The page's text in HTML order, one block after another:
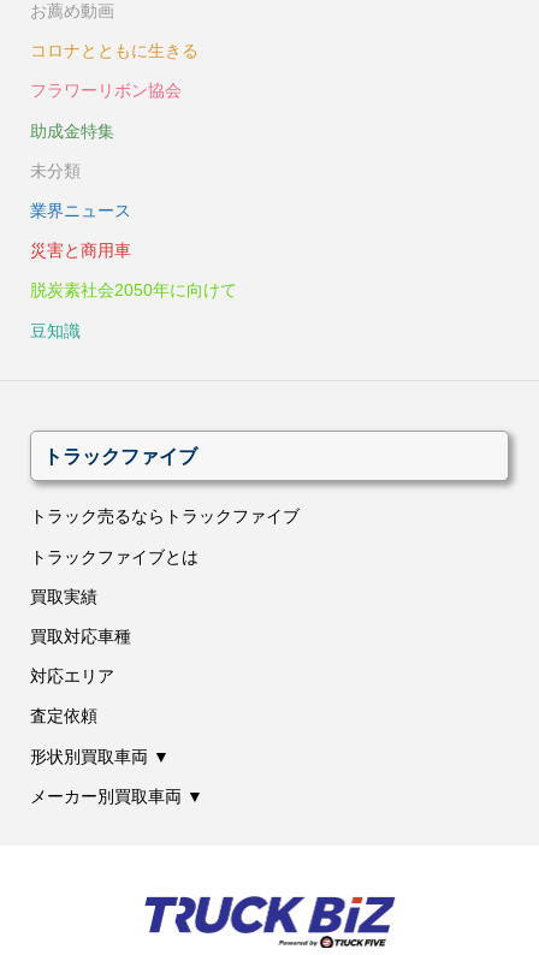
お薦め動画
コロナとともに生きる
フラワーリボン協会
助成金特集
未分類
業界ニュース
災害と商用車
脱炭素社会2050年に向けて
豆知識
トラックファイブ
トラック売るならトラックファイブ
トラックファイブとは
買取実績
買取対応車種
対応エリア
査定依頼
形状別買取車両 ▼
メーカー別買取車両 ▼